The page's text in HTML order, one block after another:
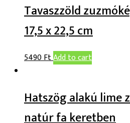
Tavaszzöld
17,5 x 22,5 cm
5490FtAdd to cart
Hatszög alakú lime
natúr fa keretben